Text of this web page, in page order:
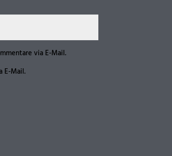
via E-Mail.
E-Mail.